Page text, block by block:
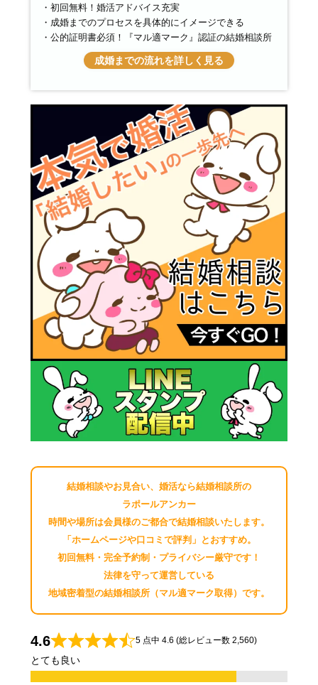
初回無料！婚活アドバイス充実
成婚までのプロセスを具体的にイメージできる
公的証明書必須！『マル適マーク』認証の結婚相談所
成婚までの流れを詳しく見る
結婚相談やお見合い、婚活なら結婚相談所の
ラポールアンカー
時間や場所は会員様のご都合で結婚相談いたします。
「ホームページや口コミで評判」とおすすめ。
初回無料・完全予約制・プライバシー厳守です！
法律を守って運営している
地域密着型の結婚相談所（マル適マーク取得）です。
4.6 5 点中 4.6 (総レビュー数 2,560)
とても良い